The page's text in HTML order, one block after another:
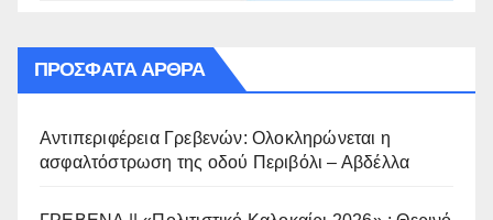
ΠΡΌΣΦΑΤΑ ΆΡΘΡΑ
Αντιπεριφέρεια Γρεβενών: Ολοκληρώνεται η
ασφαλτόστρωση της οδού Περιβόλι – Αβδέλλα